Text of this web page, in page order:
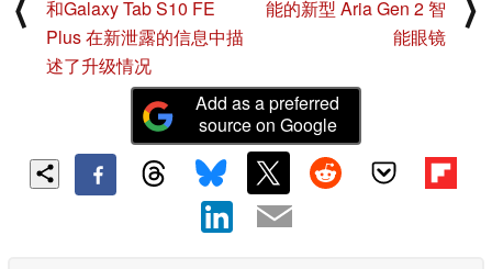
和Galaxy Tab S10 FE
Plus 在新泄露的信息中描
述了升级情况
能的新型 Aria Gen 2 智
能眼镜
Add as a preferred
source on Google